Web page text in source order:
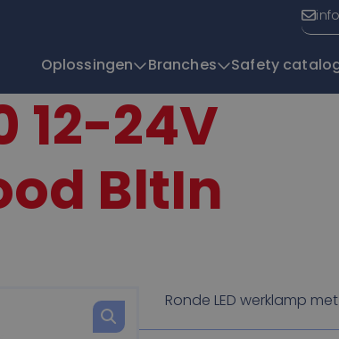
Oplossingen Branches Safety
12-24V
BltIn
Ronde LED werklamp